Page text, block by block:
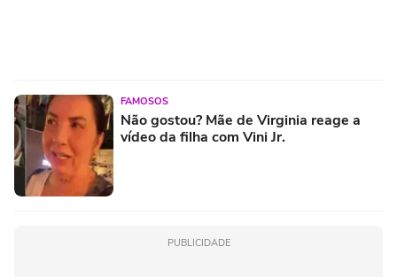
FAMOSOS
Não gostou? Mãe de Virginia reage a
vídeo da filha com Vini Jr.
PUBLICIDADE